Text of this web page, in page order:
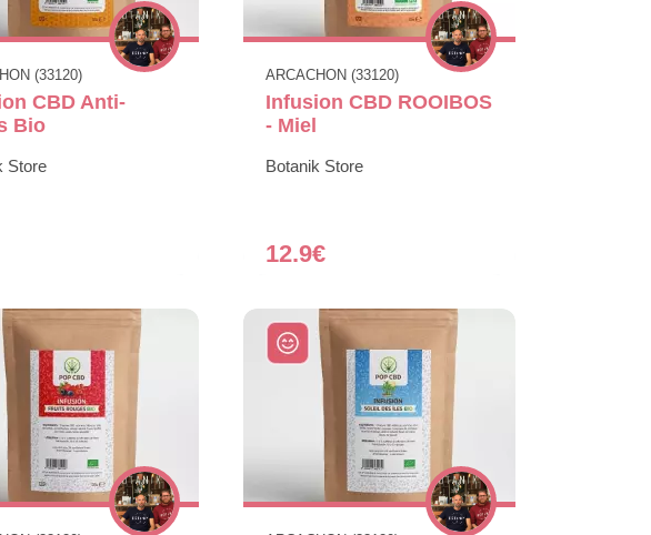
(33120)
CBD Anti-
Bio
Store
ARCACHON (33120)
Infusion CBD ROOIBOS
- Miel
Botanik Store
12.9€